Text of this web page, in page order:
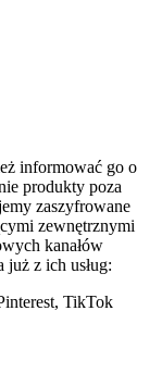
informować go o
produkty poza
zaszyfrowane
zewnętrznymi
kanałów
z ich usług:
TikTok